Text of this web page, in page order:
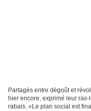
Partagés entre dégoût et
hier encore, exprimé leur
rabais. «Le plan social est